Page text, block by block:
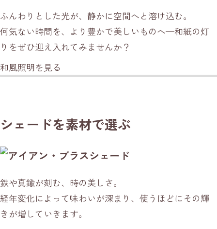
ふんわりとした光が、静かに空間へと溶け込む。
何気ない時間を、より豊かで美しいものへ—和紙の灯
りをぜひ迎え入れてみませんか？
和風照明を見る
シェードを素材で選ぶ
鉄や真鍮が刻む、時の美しさ。
経年変化によって味わいが深まり、使うほどにその輝
きが増していきます。